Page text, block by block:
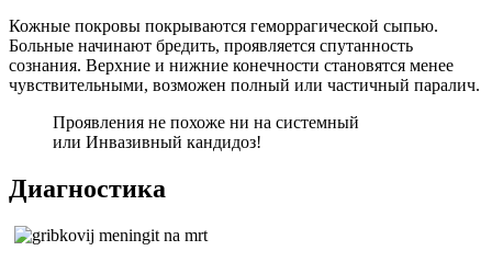
Кожные покровы покрываются геморрагической сыпью.
Больные начинают бредить, проявляется спутанность
сознания. Верхние и нижние конечности становятся менее
чувствительными, возможен полный или частичный паралич.
Проявления не похоже ни на системный
или Инвазивный кандидоз!
Диагностика